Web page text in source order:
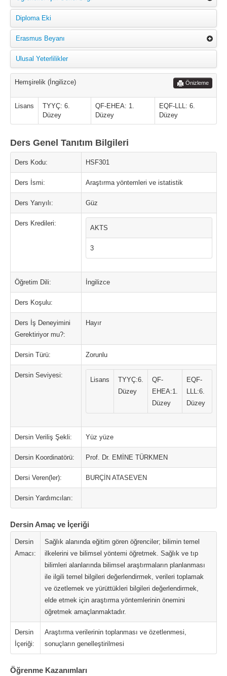
Diploma Eki
Erasmus Beyanı
Ulusal Yeterlilikler
Hemşirelik (İngilizce) Önizleme
Lisans
TYYÇ: 6.
Düzey
QF-EHEA: 1.
Düzey
EQF-LLL: 6.
Düzey
Ders Genel Tanıtım Bilgileri
Ders Kodu: HSF301
Ders İsmi: Araştırma yöntemleri ve istatistik
Ders Yarıyılı: Güz
Ders Kredileri:
AKTS
3
Öğretim Dili: İngilizce
Ders Koşulu:
Ders İş Deneyimini
Gerektiriyor mu?:
Hayır
Dersin Türü: Zorunlu
Dersin Seviyesi:
Lisans
TYYÇ:6.
Düzey
QF-
EHEA:1.
Düzey
EQF-
LLL:6.
Düzey
Dersin Veriliş Şekli: Yüz yüze
Dersin Koordinatörü: Prof. Dr. EMİNE TÜRKMEN
Dersi Veren(ler): BURÇİN ATASEVEN
Dersin Yardımcıları:
Dersin Amaç ve İçeriği
Dersin
Amacı:
Sağlık alanında eğitim gören öğrenciler; bilimin temel
ilkelerini ve bilimsel yöntemi öğretmek. Sağlık ve tıp
bilimleri alanlarında bilimsel araştırmaların planlanması
ile ilgili temel bilgileri değerlendirmek, verileri toplamak
ve özetlemek ve yürüttükleri bilgileri değerlendirmek,
elde etmek için araştırma yöntemlerinin önemini
öğretmek amaçlanmaktadır.
Dersin
İçeriği:
Araştırma verilerinin toplanması ve özetlenmesi,
sonuçların genelleştirilmesi
Öğrenme Kazanımları